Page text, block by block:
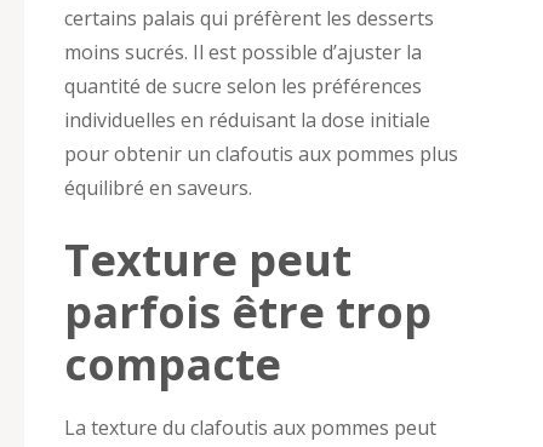
certains palais qui préfèrent les desserts
moins sucrés. Il est possible d’ajuster la
quantité de sucre selon les préférences
individuelles en réduisant la dose initiale
pour obtenir un clafoutis aux pommes plus
équilibré en saveurs.
Texture peut
parfois être trop
compacte
La texture du clafoutis aux pommes peut